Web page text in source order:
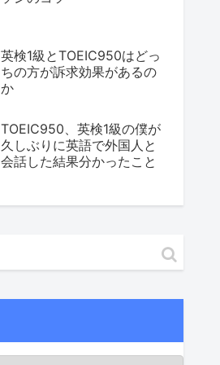
英検1級とTOEIC950はどっ
ちの方が訴求効果があるの
か
TOEIC950、英検1級の僕が
久しぶりに英語で外国人と
会話した結果分かったこと